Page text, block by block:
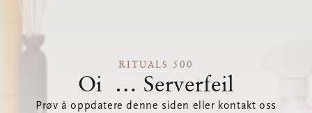
RITUALS 500
Oi … Serverfeil
Prøv å oppdatere denne siden eller kontakt oss